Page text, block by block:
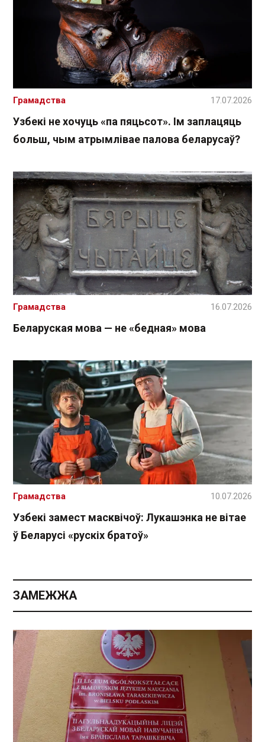
Узбекі не хочуць «па пяцьсот». Ім заплацяць
больш, чым атрымлівае палова беларусаў?
Грамадства 17.07.2026
Беларуская мова — не «бедная» мова
Грамадства 16.07.2026
Узбекі замест масквічоў: Лукашэнка не вітае
ў Беларусі «рускіх братоў»
Грамадства 10.07.2026
ЗАМЕЖЖА